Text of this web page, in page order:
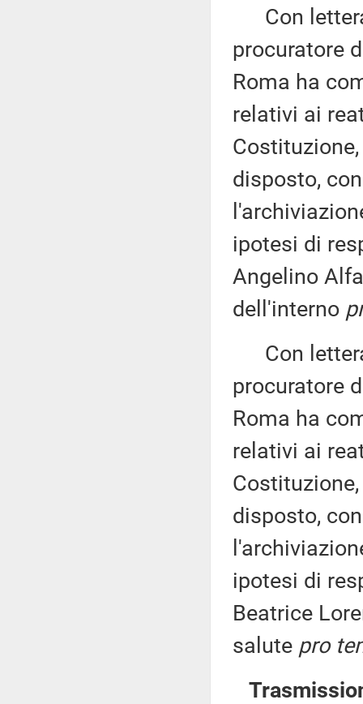
Con
procuratore
Roma ha
relativi ai
disposto,
ipotesi di
Angelino
dell'interno
Con
procuratore
Roma ha
relativi ai
disposto,
ipotesi di
Beatrice
salute pro